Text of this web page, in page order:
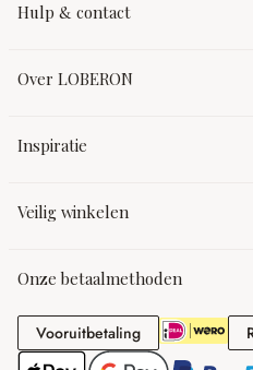
Hulp & contact
Over LOBERON
Inspiratie
Veilig winkelen
Onze betaalmethoden
VooruitbetalingVooruitbetaling